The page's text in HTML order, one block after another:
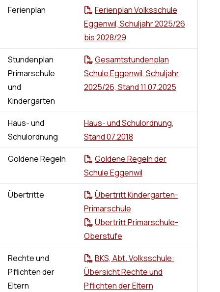
Ferienplan
Ferienplan Volksschule
Eggenwil, Schuljahr 2025/26
bis 2028/29
Stundenplan
Primarschule
und
Kindergarten
Gesamtstundenplan
Schule Eggenwil, Schuljahr
2025/26, Stand 11.07.2025
Haus- und
Schulordnung
Haus- und Schulordnung,
Stand 07.2018
Goldene Regeln
Goldene Regeln der
Schule Eggenwil
Übertritte
Übertritt Kindergarten-
Primarschule
Übertritt Primarschule-
Oberstufe
Rechte und
Pflichten der
Eltern
BKS, Abt. Volksschule:
Übersicht Rechte und
Pflichten der Eltern